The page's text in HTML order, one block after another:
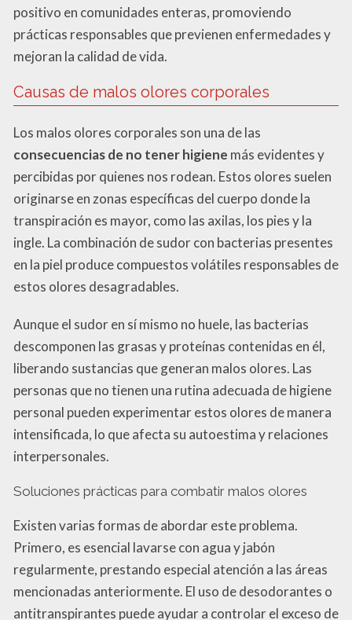
positivo en comunidades enteras, promoviendo
prácticas responsables que previenen enfermedades y
mejoran la calidad de vida.
Causas de malos olores corporales
Los malos olores corporales son una de las
consecuencias de no tener higiene más evidentes y
percibidas por quienes nos rodean. Estos olores suelen
originarse en zonas específicas del cuerpo donde la
transpiración es mayor, como las axilas, los pies y la
ingle. La combinación de sudor con bacterias presentes
en la piel produce compuestos volátiles responsables de
estos olores desagradables.
Aunque el sudor en sí mismo no huele, las bacterias
descomponen las grasas y proteínas contenidas en él,
liberando sustancias que generan malos olores. Las
personas que no tienen una rutina adecuada de higiene
personal pueden experimentar estos olores de manera
intensificada, lo que afecta su autoestima y relaciones
interpersonales.
Soluciones prácticas para combatir malos olores
Existen varias formas de abordar este problema.
Primero, es esencial lavarse con agua y jabón
regularmente, prestando especial atención a las áreas
mencionadas anteriormente. El uso de desodorantes o
antitranspirantes puede ayudar a controlar el exceso de